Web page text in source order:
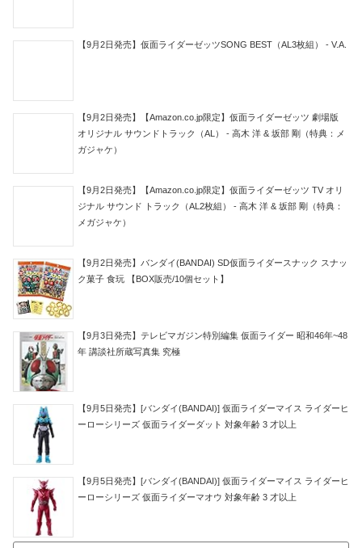
【9月2日発売】仮面ライダーゼッツSONG BEST（AL3枚組） - V.A.
【9月2日発売】【Amazon.co.jp限定】仮面ライダーゼッツ 劇場版
オリジナル サウンドトラック（AL） - 高木 洋 & 坂部 剛（特典：メ
ガジャケ）
【9月2日発売】【Amazon.co.jp限定】仮面ライダーゼッツ TV オリ
ジナル サウンド トラック（AL2枚組） - 高木 洋 & 坂部 剛（特典：
メガジャケ）
【9月2日発売】バンダイ(BANDAI) SD仮面ライダースナック スナッ
ク菓子 食玩 【BOX販売/10個セット】
【9月3日発売】テレビマガジン特別編集 仮面ライダー 昭和46年~48
年 講談社所蔵写真集 究極
【9月5日発売】[バンダイ(BANDAI)] 仮面ライダーマイス ライダーヒ
ーローシリーズ 仮面ライダーダット 対象年齢 3 才以上
【9月5日発売】[バンダイ(BANDAI)] 仮面ライダーマイス ライダーヒ
ーローシリーズ 仮面ライダーマオウ 対象年齢 3 才以上